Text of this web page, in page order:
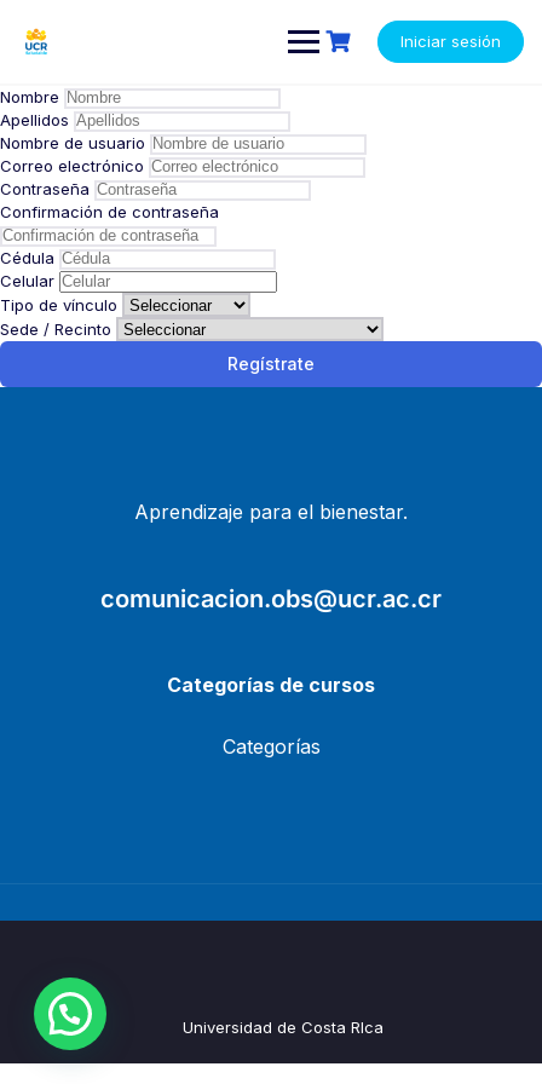
contenido
Iniciar sesión
Nombre
Apellidos
Nombre de usuario
Correo electrónico
Contraseña
Confirmación de contraseña
Cédula
Celular
Tipo de vínculo
Sede / Recinto
Regístrate
Aprendizaje para el bienestar.
comunicacion.obs@ucr.ac.cr
Categorías de cursos
Categorías
Universidad de Costa RIca